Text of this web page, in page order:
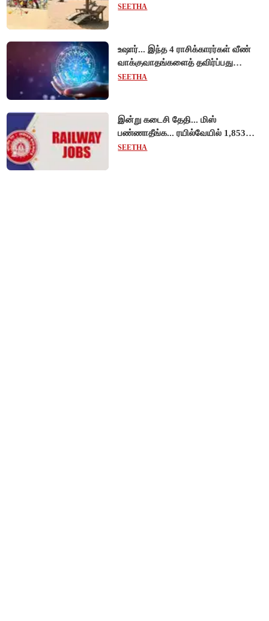
முதல்வர் விஜய் உத்தரவு!
SEETHA
உஷார்... இந்த 4 ராசிக்காரர்கள் வீண்
வாக்குவாதங்களைத் தவிர்ப்பது
நல்லது!
SEETHA
இன்று கடைசி தேதி... மிஸ்
பண்ணாதீங்க... ரயில்வேயில் 1,853
அப்ரண்டிஸ் பணியிடங்களுக்கு
SEETHA